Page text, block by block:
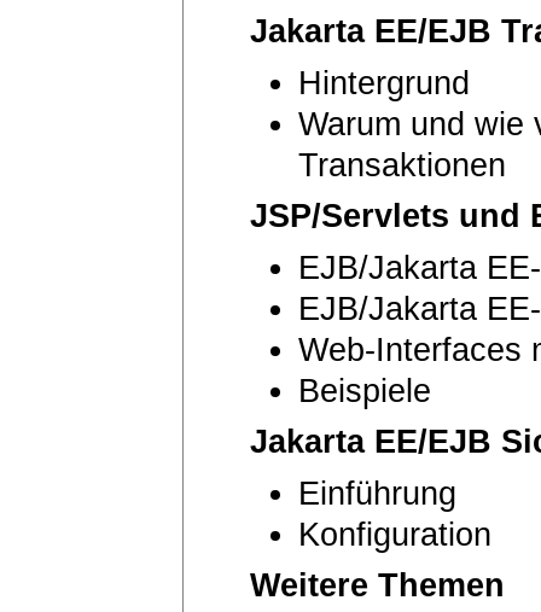
Jakarta EE/EJB
Hintergrund
Warum und wie
Transaktionen
JSP/Servlets und
EJB/Jakarta
EJB/Jakarta
Web-Interfaces
Beispiele
Jakarta EE/EJB
Einführung
Konfiguration
Weitere Themen